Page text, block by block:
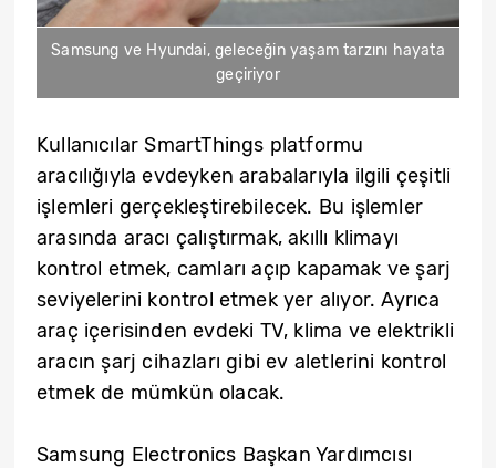
Samsung ve Hyundai, geleceğin yaşam tarzını hayata
geçiriyor
Kullanıcılar SmartThings platformu
aracılığıyla evdeyken arabalarıyla ilgili çeşitli
işlemleri gerçekleştirebilecek. Bu işlemler
arasında aracı çalıştırmak, akıllı klimayı
kontrol etmek, camları açıp kapamak ve şarj
seviyelerini kontrol etmek yer alıyor. Ayrıca
araç içerisinden evdeki TV, klima ve elektrikli
aracın şarj cihazları gibi ev aletlerini kontrol
etmek de mümkün olacak.
Samsung Electronics Başkan Yardımcısı